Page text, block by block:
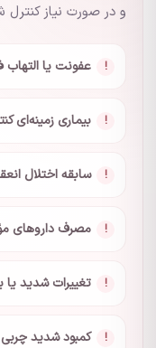
و در صورت نیاز کنترل
عفونت یا
بیماری زمینه‌ای
سابقه اختلال
مصرف داروهای
تغییرات شدید
کمبود شدید